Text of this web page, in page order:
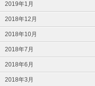
2019年1月
2018年12月
2018年10月
2018年7月
2018年6月
2018年3月